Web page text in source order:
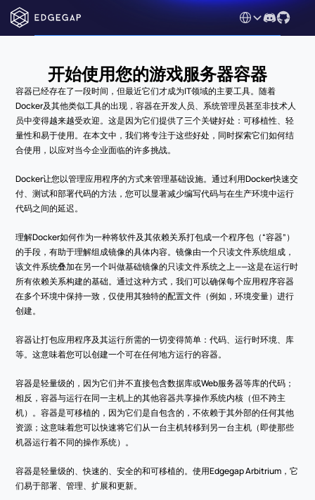
Select Language
开始使用您的游戏服务器容器
容器已经存在了一段时间，但最近它们才成为IT领域的主要工具。随着
Docker及其他类似工具的出现，容器在开发人员、系统管理员甚至非技术人
员中变得越来越受欢迎。这是因为它们提供了三个关键好处：可移植性、轻
量性和易于使用。在本文中，我们将专注于这些好处，同时探索它们如何结
合使用，以应对当今企业面临的许多挑战。
Docker让您以管理应用程序的方式来管理基础设施。通过利用Docker快速交
付、测试和部署代码的方法，您可以显著减少编写代码与在生产环境中运行
代码之间的延迟。
理解Docker如何作为一种将软件及其依赖关系打包成一个程序包（“容器”）
的手段，有助于理解组成镜像的具体内容。镜像由一个只读文件系统组成，
该文件系统叠加在另一个叫做基础镜像的只读文件系统之上——这是在运行时
所有依赖关系构建的基础。通过这种方式，我们可以确保每个应用程序容器
在多个环境中保持一致，仅使用其独特的配置文件（例如，环境变量）进行
创建。
容器让打包应用程序及其运行所需的一切变得简单：代码、运行时环境、库
等。这意味着您可以创建一个可在任何地方运行的容器。
容器是轻量级的，因为它们并不直接包含数据库或Web服务器等库的代码；
相反，容器与运行在同一主机上的其他容器共享操作系统内核（但不跨主
机）。容器是可移植的，因为它们是自包含的，不依赖于其外部的任何其他
资源；这意味着您可以快速将它们从一台主机转移到另一台主机（即使那些
机器运行着不同的操作系统）。
容器是轻量级的、快速的、安全的和可移植的。使用Edgegap Arbitrium，它
们易于部署、管理、扩展和更新。